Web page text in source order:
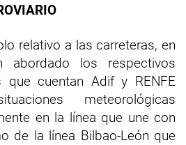
relativo a las carreteras, en
abordado los respectivos
cuentan Adif y RENFE
meteorológicas
en la línea que une con
de la línea Bilbao-León que